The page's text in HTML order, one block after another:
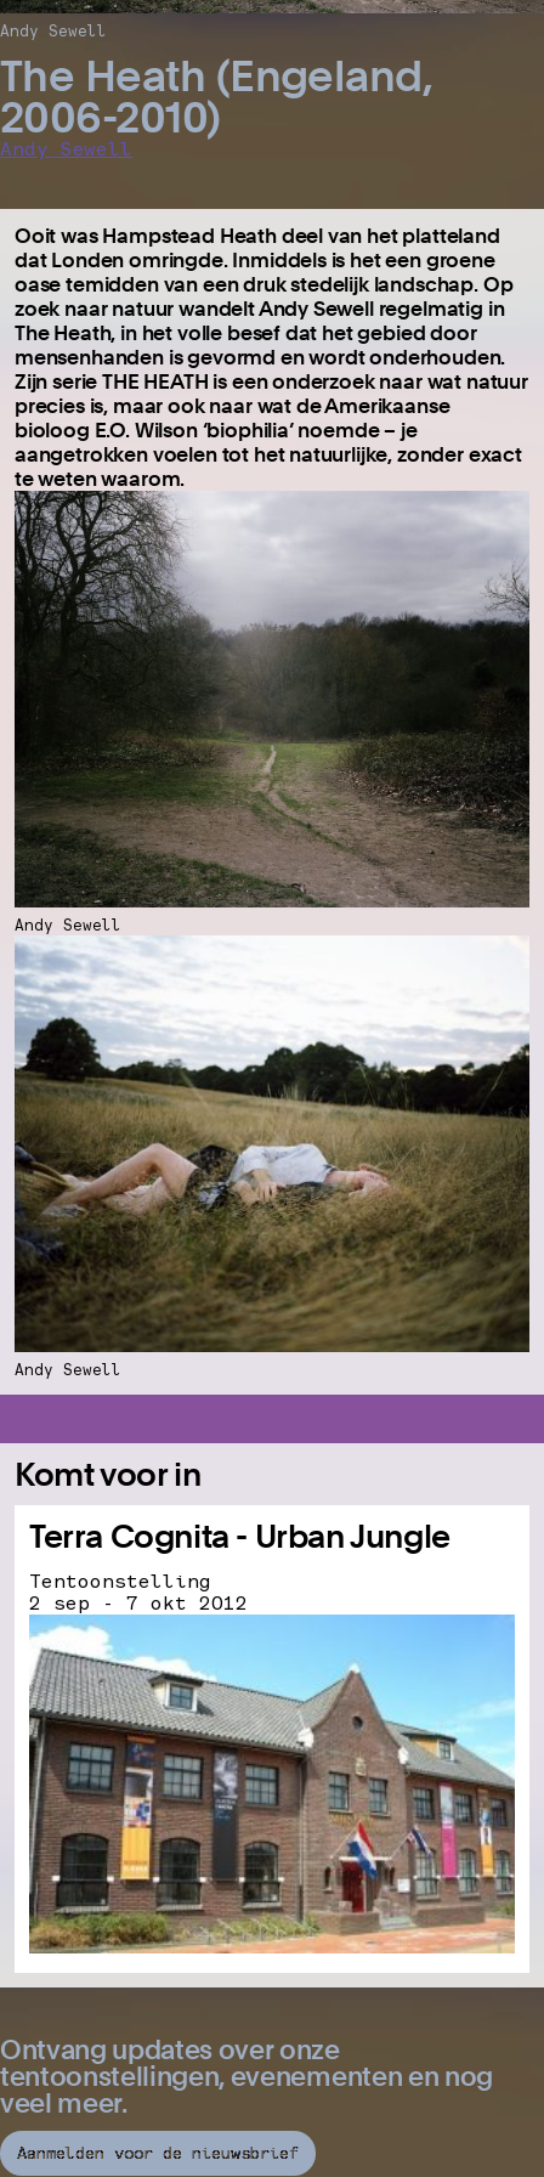
The Heath (Engeland,
2006-2010)
Andy Sewell
Andy Sewell
Ooit was Hampstead Heath deel van het platteland
dat Londen omringde. Inmiddels is het een groene
oase temidden van een druk stedelijk landschap. Op
zoek naar natuur wandelt Andy Sewell regelmatig in
The Heath, in het volle besef dat het gebied door
mensenhanden is gevormd en wordt onderhouden.
Zijn serie THE HEATH is een onderzoek naar wat natuur
precies is, maar ook naar wat de Amerikaanse
bioloog E.O. Wilson ‘biophilia’ noemde – je
aangetrokken voelen tot het natuurlijke, zonder exact
te weten waarom.
Andy Sewell
Andy Sewell
Komt voor in
Terra Cognita - Urban Jungle
Tentoonstelling
2 sep - 7 okt 2012
Ontvang updates over onze
tentoonstellingen, evenementen en nog
veel meer.
Aanmelden voor de nieuwsbrief